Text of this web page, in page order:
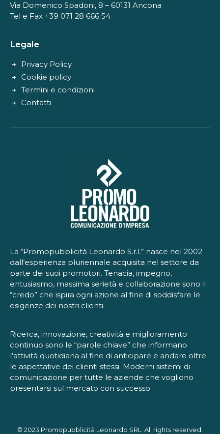
Via Domenico Spadoni, 8 – 60131 Ancona
Tel e Fax +39 071 28 666 54
Legale
Privacy Policy
Cookie policy
Termini e condizioni
Contatti
La “Promopubblicità Leonardo S.r.l.” nasce nel 2002
dall’esperienza pluriennale acquisita nel settore da
parte dei suoi promotori. Tenacia, impegno,
entusiasmo, massima serietà e collaborazione sono il
“credo” che ispira ogni azione al fine di soddisfare le
esigenze dei nostri clienti.
Ricerca, innovazione, creatività e miglioramento
continuo sono le “parole chiave” che informano
l’attività quotidiana al fine di anticipare e andare oltre
le aspettative dei clienti stessi. Moderni sistemi di
comunicazione per tutte le aziende che vogliono
presentarsi sul mercato con successo.
© 2023 Promopubblicità Leonardo SRL. All rights reserved.